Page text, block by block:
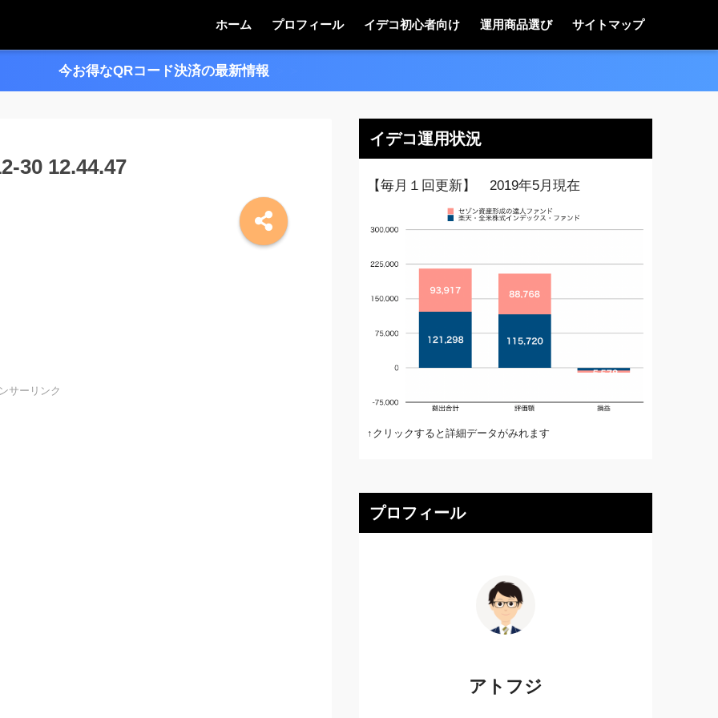
ホーム プロフィール イデコ初心者向け 運用商品選び サイトマップ
今お得なQRコード決済の最新情報
30 12.44.47
サーリンク
イデコ運用状況
【毎月１回更新】 2019年5月現在
↑クリックすると詳細データがみれます
プロフィール
アトフジ